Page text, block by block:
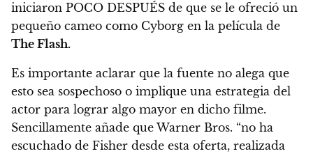
iniciaron POCO DESPUÉS de que se le ofreció un
pequeño cameo como Cyborg en la película de
The Flash.
Es importante aclarar que la fuente no alega que
esto sea sospechoso o implique una estrategia del
actor para lograr algo mayor en dicho filme.
Sencillamente añade que Warner Bros. “no ha
escuchado de Fisher desde esta oferta, realizada